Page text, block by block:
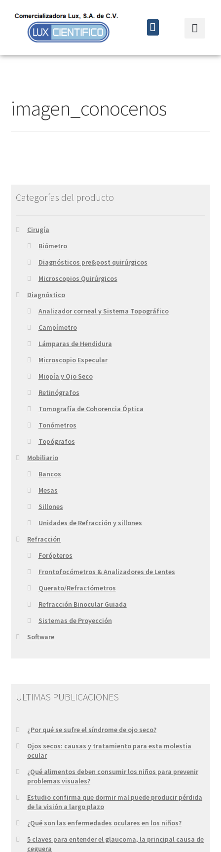
imagen_conocenos
Categorías del producto
Cirugía
Biómetro
Diagnósticos pre&post quirúrgicos
Microscopios Quirúrgicos
Diagnóstico
Analizador corneal y Sistema Topográfico
Campímetro
Lámparas de Hendidura
Microscopio Especular
Miopía y Ojo Seco
Retinógrafos
Tomografía de Cohorencia Óptica
Tonómetros
Topógrafos
Mobiliario
Bancos
Mesas
Sillones
Unidades de Refracción y sillones
Refracción
Forópteros
Frontofocómetros & Analizadores de Lentes
Querato/Refractómetros
Refracción Binocular Guiada
Sistemas de Proyección
Software
ULTIMAS PUBLICACIONES
¿Por qué se sufre el síndrome de ojo seco?
Ojos secos: causas y tratamiento para esta molestia
ocular
¿Qué alimentos deben consumir los niños para prevenir
problemas visuales?
Estudio confirma que dormir mal puede producir pérdida
de la visión a largo plazo
¿Qué son las enfermedades oculares en los niños?
5 claves para entender el glaucoma, la principal causa de
ceguera